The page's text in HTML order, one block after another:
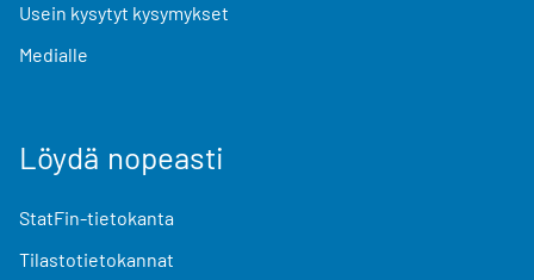
Usein kysytyt kysymykset
Medialle
Löydä nopeasti
StatFin-tietokanta
Tilastotietokannat